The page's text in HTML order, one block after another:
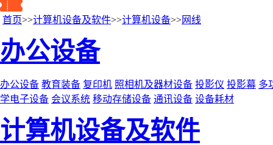
首页>>计算机设备及软件>>计算机设备>>网线
办公设备
办公设备 教育装备 复印机 照相机及器材设备 投影仪 投影幕 多
学电子设备 会议系统 移动存储设备 通讯设备 设备耗材
计算机设备及软件